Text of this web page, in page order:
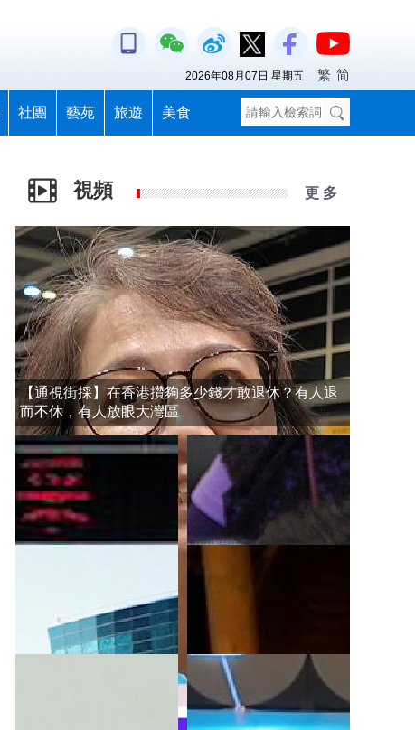
社團 藝苑 旅遊 美食
2026年08月07日 星期五 繁 简
視頻 更 多
【通視街採】在香港攢夠多少錢才敢退休？有人退
而不休，有人放眼大灣區